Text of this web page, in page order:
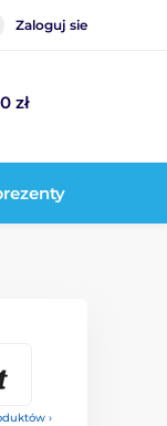
Zaloguj sie
zł
›